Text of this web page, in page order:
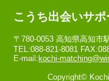
こうち出会いサ
〒780-0053 高知県高知
TEL:088-821-8081
E-mail: kochi-
Copyright©